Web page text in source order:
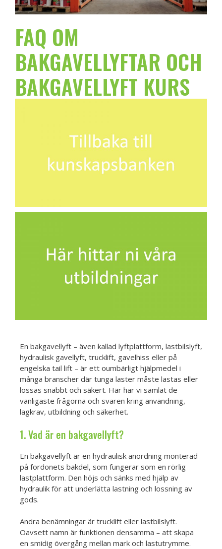
FAQ OM
BAKGAVELLYFTAR OCH
BAKGAVELLYFT KURS
En bakgavellyft – även kallad lyftplattform, lastbilslyft,
hydraulisk gavellyft, trucklift, gavelhiss eller på
engelska tail lift – är ett oumbärligt hjälpmedel i
många branscher där tunga laster måste lastas eller
lossas snabbt och säkert. Här har vi samlat de
vanligaste frågorna och svaren kring användning,
lagkrav, utbildning och säkerhet.
1. Vad är en bakgavellyft?
En bakgavellyft är en hydraulisk anordning monterad
på fordonets bakdel, som fungerar som en rörlig
lastplattform. Den höjs och sänks med hjälp av
hydraulik för att underlätta lastning och lossning av
gods.
Andra benämningar är trucklift eller lastbilslyft.
Oavsett namn är funktionen densamma – att skapa
en smidig övergång mellan mark och lastutrymme.